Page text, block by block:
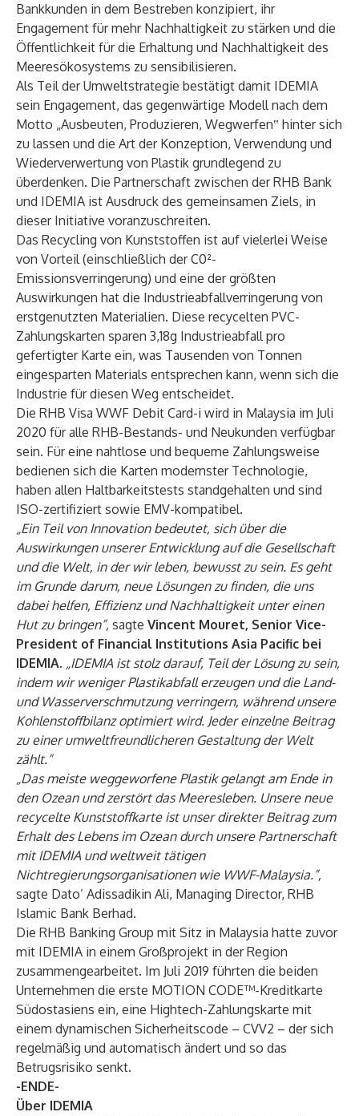
Bankkunden in dem Bestreben konzipiert, ihr
Engagement für mehr Nachhaltigkeit zu stärken und die
Öffentlichkeit für die Erhaltung und Nachhaltigkeit des
Meeresökosystems zu sensibilisieren.
Als Teil der Umweltstrategie bestätigt damit IDEMIA
sein Engagement, das gegenwärtige Modell nach dem
Motto „Ausbeuten, Produzieren, Wegwerfen‟ hinter sich
zu lassen und die Art der Konzeption, Verwendung und
Wiederverwertung von Plastik grundlegend zu
überdenken. Die Partnerschaft zwischen der RHB Bank
und IDEMIA ist Ausdruck des gemeinsamen Ziels, in
dieser Initiative voranzuschreiten.
Das Recycling von Kunststoffen ist auf vielerlei Weise
von Vorteil (einschließlich der C0²-
Emissionsverringerung) und eine der größten
Auswirkungen hat die Industrieabfallverringerung von
erstgenutzten Materialien. Diese recycelten PVC-
Zahlungskarten sparen 3,18g Industrieabfall pro
gefertigter Karte ein, was Tausenden von Tonnen
eingesparten Materials entsprechen kann, wenn sich die
Industrie für diesen Weg entscheidet.
Die RHB Visa WWF Debit Card-i wird in Malaysia im Juli
2020 für alle RHB-Bestands- und Neukunden verfügbar
sein. Für eine nahtlose und bequeme Zahlungsweise
bedienen sich die Karten modernster Technologie,
haben allen Haltbarkeitstests standgehalten und sind
ISO-zertifiziert sowie EMV-kompatibel.
„Ein Teil von Innovation bedeutet, sich über die
Auswirkungen unserer Entwicklung auf die Gesellschaft
und die Welt, in der wir leben, bewusst zu sein. Es geht
im Grunde darum, neue Lösungen zu finden, die uns
dabei helfen, Effizienz und Nachhaltigkeit unter einen
Hut zu bringen”, sagte Vincent Mouret, Senior Vice-
President of Financial Institutions Asia Pacific bei
IDEMIA. „IDEMIA ist stolz darauf, Teil der Lösung zu sein,
indem wir weniger Plastikabfall erzeugen und die Land-
und Wasserverschmutzung verringern, während unsere
Kohlenstoffbilanz optimiert wird. Jeder einzelne Beitrag
zu einer umweltfreundlicheren Gestaltung der Welt
zählt.”
„Das meiste weggeworfene Plastik gelangt am Ende in
den Ozean und zerstört das Meeresleben. Unsere neue
recycelte Kunststoffkarte ist unser direkter Beitrag zum
Erhalt des Lebens im Ozean durch unsere Partnerschaft
mit IDEMIA und weltweit tätigen
Nichtregierungsorganisationen wie WWF-Malaysia.”,
sagte Dato’ Adissadikin Ali, Managing Director, RHB
Islamic Bank Berhad.
Die RHB Banking Group mit Sitz in Malaysia hatte zuvor
mit IDEMIA in einem Großprojekt in der Region
zusammengearbeitet. Im Juli 2019 führten die beiden
Unternehmen die erste MOTION CODE™-Kreditkarte
Südostasiens ein, eine Hightech-Zahlungskarte mit
einem dynamischen Sicherheitscode – CVV2 – der sich
regelmäßig und automatisch ändert und so das
Betrugsrisiko senkt.
-ENDE-
Über IDEMIA